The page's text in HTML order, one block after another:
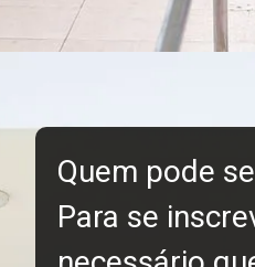
Quem pode
Para se